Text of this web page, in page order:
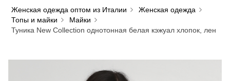
Женская одежда оптом из Италии
Женская одежда
Топы и майки
Майки
Туника New Collection однотонная белая кэжуал хлопок, лен